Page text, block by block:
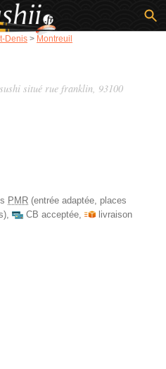
Denis > Montreuil
situé rue franklin, 93100
PMR (entrée adaptée, places
, CB acceptée, livraison